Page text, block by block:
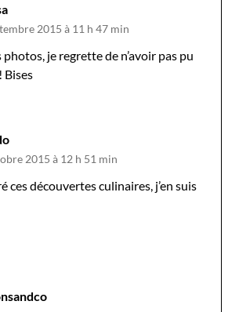
2015 à 11 h 47 min
je regrette de n’avoir pas pu
Bises
2015 à 12 h 51 min
ces découvertes culinaires, j’en suis